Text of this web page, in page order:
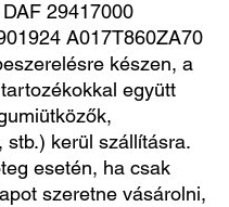
29417000
A017T860ZA70
készen, a
együtt
stb.) kerül szállításra.
esetén, ha csak
szeretne vásárolni,